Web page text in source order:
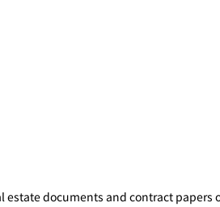
estate documents and contract papers